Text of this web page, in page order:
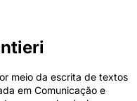
meio da escrita de textos
em Comunicação e